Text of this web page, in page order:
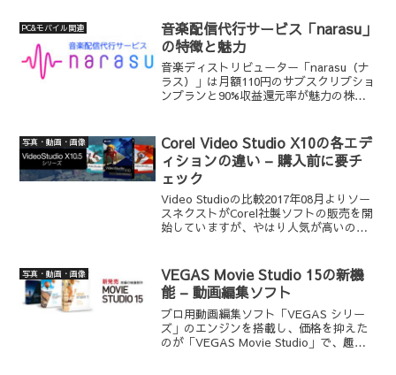
PC&モバイル関連
音楽配信代行サービス「narasu」
の特徴と魅力
音楽ディストリビューター「narasu（ナ
ラス）」は月額110円のサブスクリプショ
ンプランと90%収益還元率が魅力の株式
やBIG UP!などの音楽ディストリビュ...
写真・動画・画像
Corel Video Studio X10の各エデ
ィションの違い – 購入前に要チ
ェック
Video Studioの比較2017年08月よりソー
スネクストがCorel社製ソフトの販売を開
始していますが、やはり人気が高いのは
たる「VideoStud...
写真・動画・画像
VEGAS Movie Studio 15の新機
能 – 動画編集ソフト
プロ用動画編集ソフト「VEGAS シリー
ズ」のエンジンを搭載し、価格を抑えた
のが「VEGAS Movie Studio」で、趣味